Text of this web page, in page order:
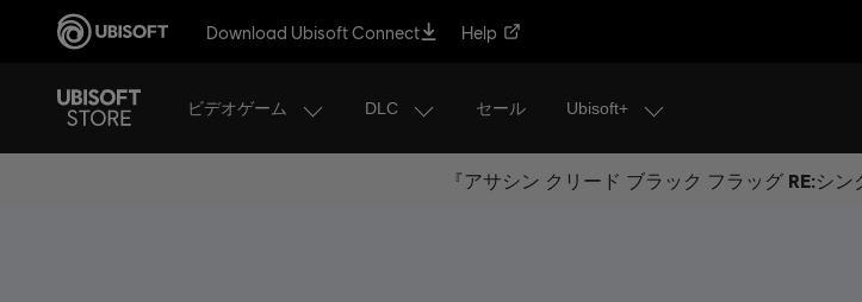
Download Ubisoft Connect Help
ビデオゲーム DLC セール Ubisoft+
『アサシン クリード ブラック フラッグ RE:シ